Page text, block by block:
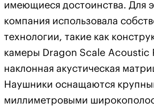
имеющиеся достоинства. Для
компания использовала
технологии, такие как
камеры Dragon Scale Acoustic
наклонная акустическая
Наушники оснащаются
миллиметровыми